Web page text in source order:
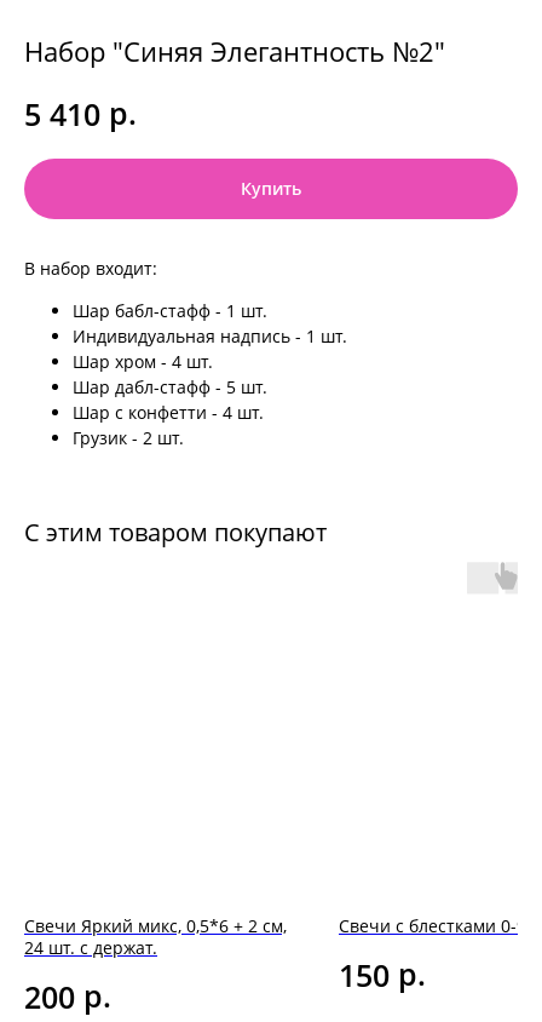
Набор "Синяя Элегантность №2"
5 410 р.
Купить
В набор входит:
Шар бабл-стафф - 1 шт.
Индивидуальная надпись - 1 шт.
Шар хром - 4 шт.
Шар дабл-стафф - 5 шт.
Шар с конфетти - 4 шт.
Грузик - 2 шт.
С этим товаром покупают
Свечи Яркий микс, 0,5*6 + 2 см,
24 шт. с держат.
200 р.
Свечи с блестками 0-9
150 р.